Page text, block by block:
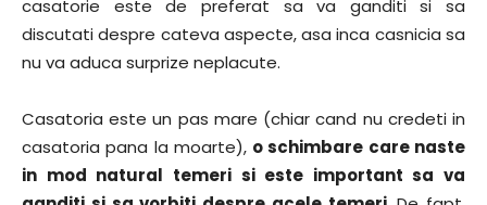
casatorie este de preferat sa va ganditi si sa
discutati despre cateva aspecte, asa inca casnicia sa
nu va aduca surprize neplacute.
Casatoria este un pas mare (chiar cand nu credeti in
casatoria pana la moarte), o schimbare care naste
in mod natural temeri si este important sa va